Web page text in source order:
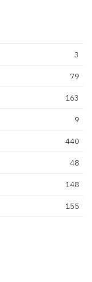
3
79
163
9
440
48
148
155